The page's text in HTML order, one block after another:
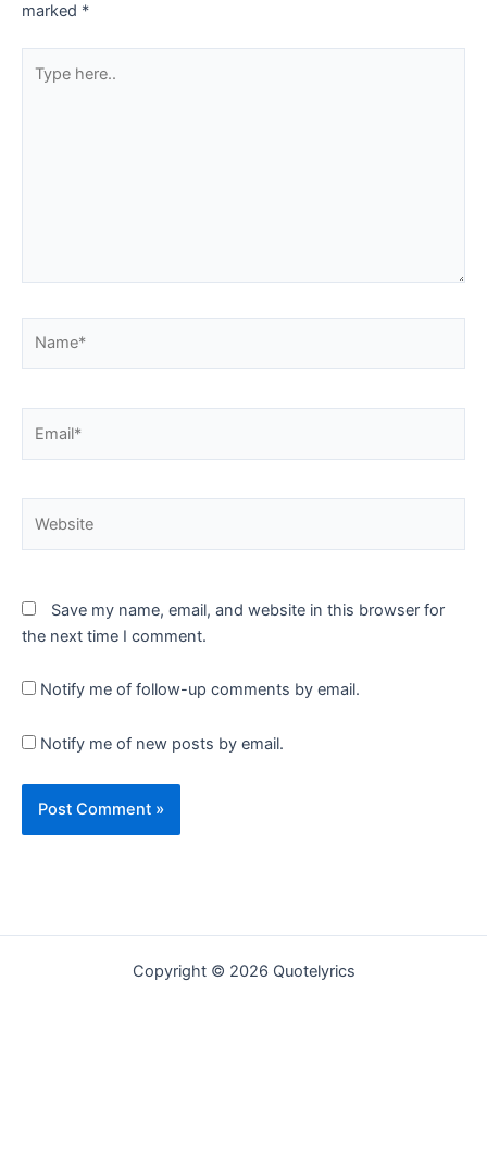
marked *
here..
Save my name, email, and website in this browser for
the next time I comment.
Notify me of follow-up comments by email.
Notify me of new posts by email.
Copyright © 2026 Quotelyrics